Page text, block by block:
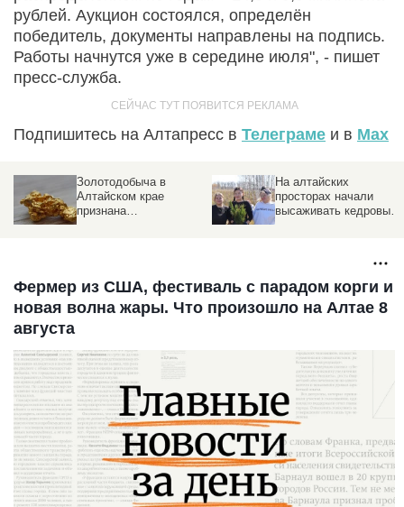
рублей. Аукцион состоялся, определён
победитель, документы направлены на подпись.
Работы начнутся уже в середине июля", - пишет
пресс-служба.
Подпишитесь на Алтапресс в Телеграме и в Max
Золотодобыча в
Алтайском крае
признана
На алтайских
просторах начали
высаживать кедровый
Фермер из США, фестиваль с парадом корги и
новая волна жары. Что произошло на Алтае 8
августа